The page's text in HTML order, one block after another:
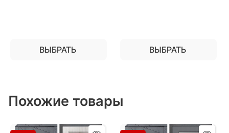
ВЫБРАТЬ ВЫБРАТЬ
Похожие товары